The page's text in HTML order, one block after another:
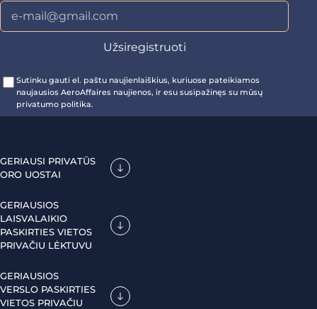
Sutinku gauti el. paštu naujienlaiškius, kuriuose pateikiamos
naujausios AeroAffaires naujienos, ir esu susipažinęs su mūsų
privatumo politika.
GERIAUSI PRIVATŪS
ORO UOSTAI
GERIAUSIOS
LAISVALAIKIO
PASKIRTIES VIETOS
PRIVAČIU LĖKTUVU
GERIAUSIOS
VERSLO PASKIRTIES
VIETOS PRIVAČIU